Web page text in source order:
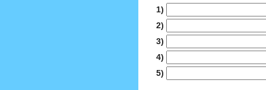
1)
2)
3)
4)
5)